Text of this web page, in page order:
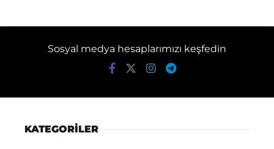
Sosyal medya hesaplarımızı keşfedin
KATEGORİLER